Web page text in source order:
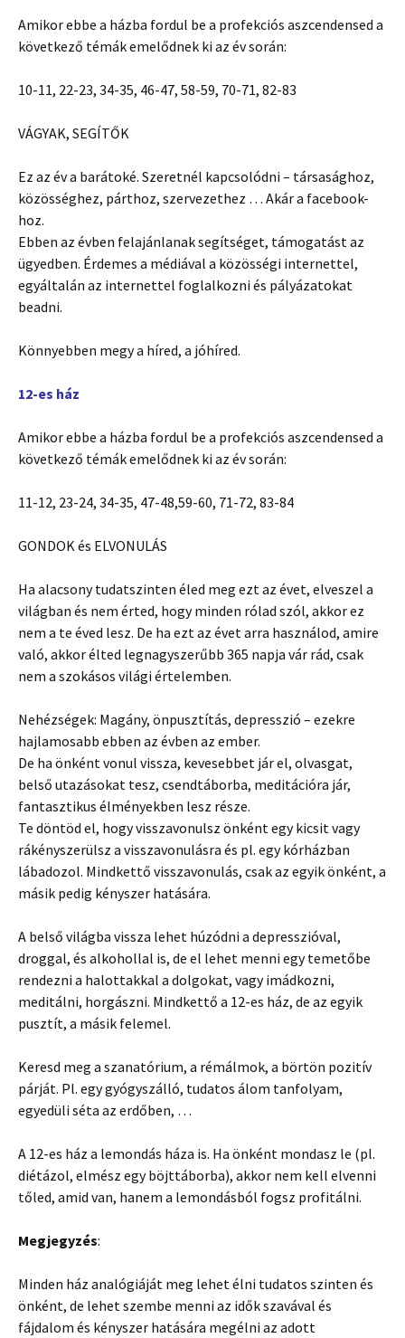
Amikor ebbe a házba fordul be a profekciós aszcendensed a
következő témák emelődnek ki az év során:
10-11, 22-23, 34-35, 46-47, 58-59, 70-71, 82-83
VÁGYAK, SEGÍTŐK
Ez az év a barátoké. Szeretnél kapcsolódni – társasághoz,
közösséghez, párthoz, szervezethez … Akár a facebook-
hoz.
Ebben az évben felajánlanak segítséget, támogatást az
ügyedben. Érdemes a médiával a közösségi internettel,
egyáltalán az internettel foglalkozni és pályázatokat
beadni.
Könnyebben megy a híred, a jóhíred.
12-es ház
Amikor ebbe a házba fordul be a profekciós aszcendensed a
következő témák emelődnek ki az év során:
11-12, 23-24, 34-35, 47-48,59-60, 71-72, 83-84
GONDOK és ELVONULÁS
Ha alacsony tudatszinten éled meg ezt az évet, elveszel a
világban és nem érted, hogy minden rólad szól, akkor ez
nem a te éved lesz. De ha ezt az évet arra használod, amire
való, akkor élted legnagyszerűbb 365 napja vár rád, csak
nem a szokásos világi értelemben.
Nehézségek: Magány, önpusztítás, depresszió – ezekre
hajlamosabb ebben az évben az ember.
De ha önként vonul vissza, kevesebbet jár el, olvasgat,
belső utazásokat tesz, csendtáborba, meditációra jár,
fantasztikus élményekben lesz része.
Te döntöd el, hogy visszavonulsz önként egy kicsit vagy
rákényszerülsz a visszavonulásra és pl. egy kórházban
lábadozol. Mindkettő visszavonulás, csak az egyik önként, a
másik pedig kényszer hatására.
A belső világba vissza lehet húzódni a depresszióval,
droggal, és alkohollal is, de el lehet menni egy temetőbe
rendezni a halottakkal a dolgokat, vagy imádkozni,
meditálni, horgászni. Mindkettő a 12-es ház, de az egyik
pusztít, a másik felemel.
Keresd meg a szanatórium, a rémálmok, a börtön pozitív
párját. Pl. egy gyógyszálló, tudatos álom tanfolyam,
egyedüli séta az erdőben, …
A 12-es ház a lemondás háza is. Ha önként mondasz le (pl.
diétázol, elmész egy böjttáborba), akkor nem kell elvenni
tőled, amid van, hanem a lemondásból fogsz profitálni.
Megjegyzés:
Minden ház analógiáját meg lehet élni tudatos szinten és
önként, de lehet szembe menni az idők szavával és
fájdalom és kényszer hatására megélni az adott